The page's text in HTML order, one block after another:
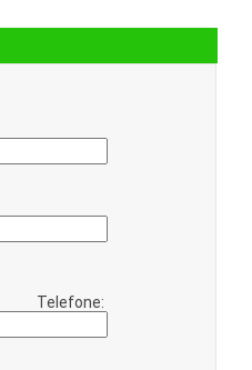
Telefone: